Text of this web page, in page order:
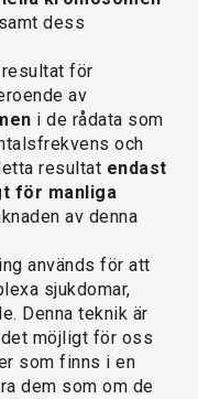
dess
för
av
i de rådata som
och
resultat endast
för manliga
av denna
används för att
sjukdomar,
Denna teknik är
möjligt för oss
som finns i en
dem som om de